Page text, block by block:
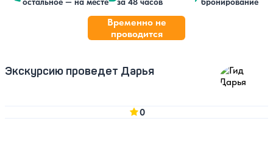
Временно не
проводится
Экскурсию проведет Дарья
0